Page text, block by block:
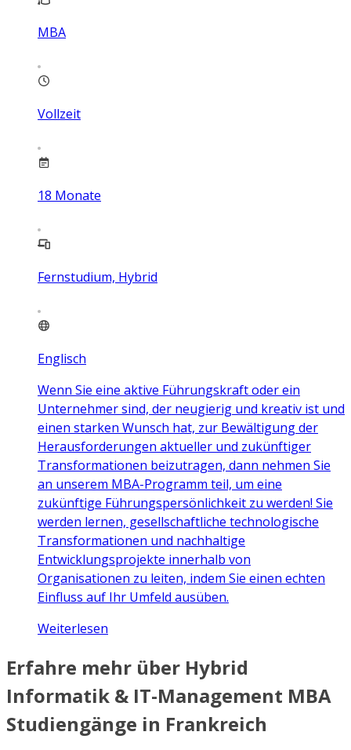
MBA
Vollzeit
18 Monate
Fernstudium, Hybrid
Englisch
Wenn Sie eine aktive Führungskraft oder ein
Unternehmer sind, der neugierig und kreativ ist und
einen starken Wunsch hat, zur Bewältigung der
Herausforderungen aktueller und zukünftiger
Transformationen beizutragen, dann nehmen Sie
an unserem MBA-Programm teil, um eine
zukünftige Führungspersönlichkeit zu werden! Sie
werden lernen, gesellschaftliche technologische
Transformationen und nachhaltige
Entwicklungsprojekte innerhalb von
Organisationen zu leiten, indem Sie einen echten
Einfluss auf Ihr Umfeld ausüben.
Weiterlesen
Erfahre mehr über Hybrid
Informatik & IT-Management MBA
Studiengänge in Frankreich